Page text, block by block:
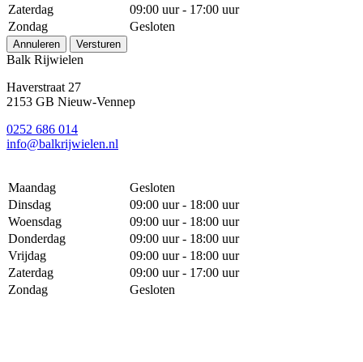
Zaterdag
09:00 uur - 17:00 uur
Zondag
Gesloten
Annuleren Versturen
Balk Rijwielen
Haverstraat 27
2153 GB Nieuw-Vennep
0252 686 014
info@balkrijwielen.nl
Maandag
Gesloten
Dinsdag
09:00 uur - 18:00 uur
Woensdag
09:00 uur - 18:00 uur
Donderdag
09:00 uur - 18:00 uur
Vrijdag
09:00 uur - 18:00 uur
Zaterdag
09:00 uur - 17:00 uur
Zondag
Gesloten